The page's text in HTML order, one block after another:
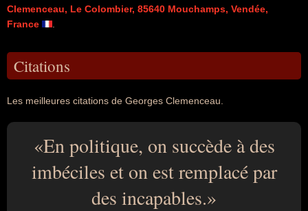
Clemenceau, Le Colombier, 85640 Mouchamps, Vendée,
France
Citations
Les meilleures citations de Georges Clemenceau.
En politique, on succède à des
imbéciles et on est remplacé par
des incapables.